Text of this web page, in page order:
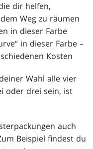
dir helfen,
Weg zu räumen
in dieser Farbe
in dieser Farbe –
Kosten
Wahl alle vier
oder drei sein, ist
auch
Beispiel findest du